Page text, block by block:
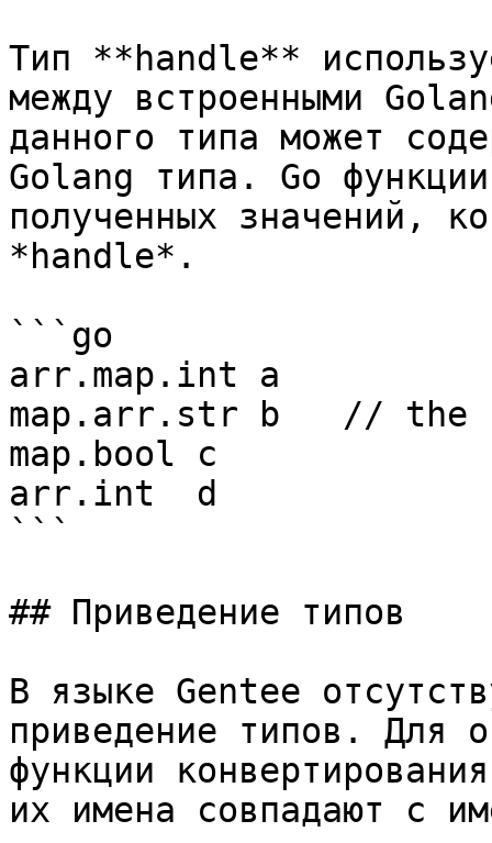
Тип **handle**
между встроенными
данного типа может
Golang типа. Go
полученных значений,
*handle*.
```go
arr.map.int a
map.arr.str b   // the
map.bool c
arr.int  d
```
## Приведение типов
В языке Gentee
приведение типов. Для
функции
их имена совпадают с